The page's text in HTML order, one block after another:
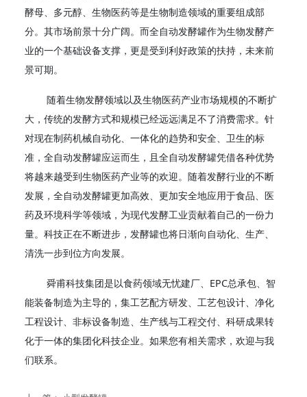
酵母、多元醇、生物医药等是生物制造领域的重要组成部
分。其市场前景十分广阔。而全自动发酵罐作为生物发酵产
业的一个基础设备支撑，更是受到利好政策的扶持，未来前
景可期。
随着生物发酵领域以及生物医药产业市场规模的不断扩
大，传统的发酵方式和规模已经远远满足不了消费需求。针
对现在制药机械自动化、一体化的趋势和安全、卫生的标
准，全自动发酵罐应运而生，且全自动发酵罐凭借各种优势
将越来越受到生物医药产业等的欢迎。随着发酵行业的不断
发展，全自动发酵罐更加高效、更加安全地应用于食品、医
药及环境科学等领域，为现代发酵工业贡献着自己的一份力
量。科技正在不断进步，发酵罐也将日渐向自动化、生产、
清洗一步到位方向发展。
舜甫科技集团是以食药领域无忧建厂、EPC总承包、智
能装备制造为主导的，集工艺配方研发、工艺包设计、净化
工程设计、非标设备制造、生产线与工程交付、科研成果转
化于一体的集团化科技企业。如果您有相关需求，欢迎与我
们联系。